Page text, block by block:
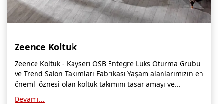
Zeence Koltuk
Zeence Koltuk - Kayseri OSB Entegre Lüks Oturma Grubu
ve Trend Salon Takımları Fabrikası Yaşam alanlarımızın en
önemli öznesi olan koltuk takımını tasarlamayı ve...
Devamı...